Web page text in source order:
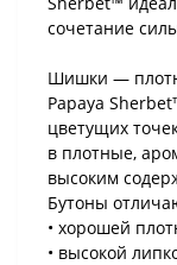
сочетание
Шишки —
Papaya
цветущих
в плотные,
высоким
Бутоны
• хорошей
• высокой